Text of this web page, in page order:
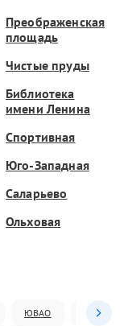
Преображенская
площадь
Чистые пруды
Библиотека
имени Ленина
Спортивная
Юго-Западная
Саларьево
Ольховая
ЮВАО ЮАО